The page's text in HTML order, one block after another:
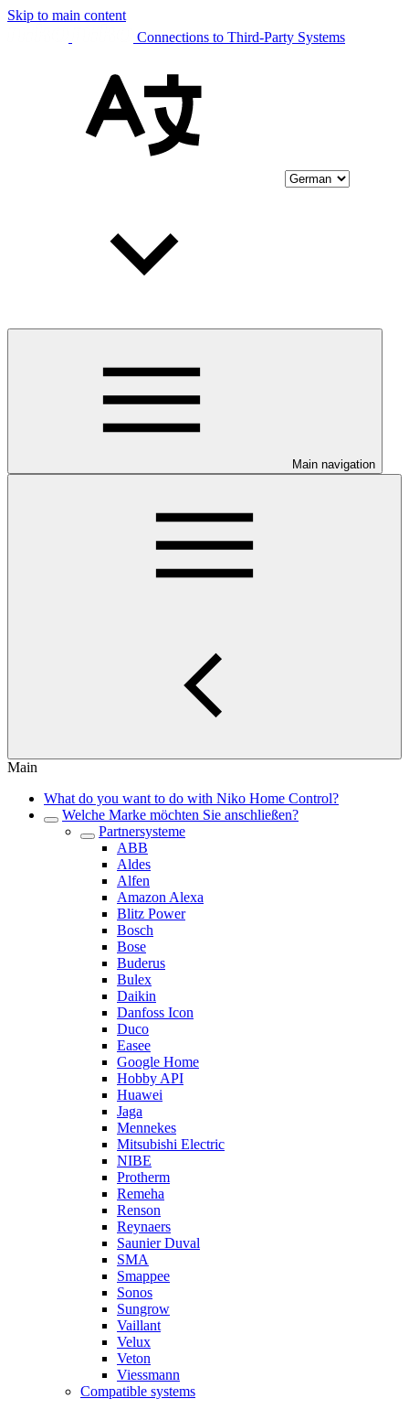
Skip to main content
Connections to Third-Party Systems
Main navigation
Main
What do you want to do with Niko Home Control?
Welche Marke möchten Sie anschließen?
Partnersysteme
ABB
Aldes
Alfen
Amazon Alexa
Blitz Power
Bosch
Bose
Buderus
Bulex
Daikin
Danfoss Icon
Duco
Easee
Google Home
Hobby API
Huawei
Jaga
Mennekes
Mitsubishi Electric
NIBE
Protherm
Remeha
Renson
Reynaers
Saunier Duval
SMA
Smappee
Sonos
Sungrow
Vaillant
Velux
Veton
Viessmann
Compatible systems